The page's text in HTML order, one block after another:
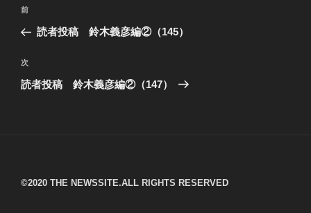
ナ
ビ
ゲ
過
去
投
稿
前
読者投稿 鈴木義彦編②（145）
次
の
次
読者投稿 鈴木義彦編②（147）
©︎2020 THE NEWSSITE.ALL RIGHTS RESERVED